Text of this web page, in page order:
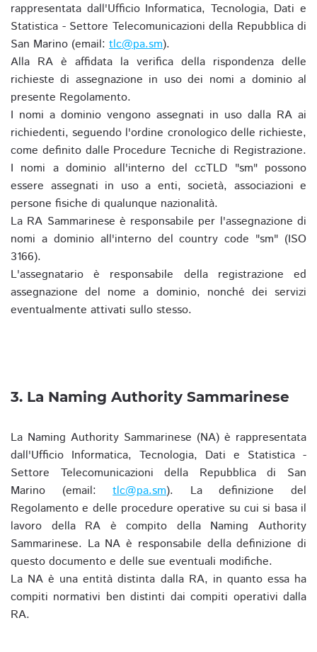
rappresentata dall'Ufficio Informatica, Tecnologia, Dati e
Statistica - Settore Telecomunicazioni della Repubblica di
San Marino (email: tlc@pa.sm).
Alla RA è affidata la verifica della rispondenza delle
richieste di assegnazione in uso dei nomi a dominio al
presente Regolamento.
I nomi a dominio vengono assegnati in uso dalla RA ai
richiedenti, seguendo l'ordine cronologico delle richieste,
come definito dalle Procedure Tecniche di Registrazione.
I nomi a dominio all'interno del ccTLD "sm" possono
essere assegnati in uso a enti, società, associazioni e
persone fisiche di qualunque nazionalità.
La RA Sammarinese è responsabile per l'assegnazione di
nomi a dominio all'interno del country code "sm" (ISO
3166).
L'assegnatario è responsabile della registrazione ed
assegnazione del nome a dominio, nonché dei servizi
eventualmente attivati sullo stesso.
3. La Naming Authority Sammarinese
La Naming Authority Sammarinese (NA) è rappresentata
dall'Ufficio Informatica, Tecnologia, Dati e Statistica -
Settore Telecomunicazioni della Repubblica di San
Marino (email:tlc@pa.sm). La definizione del
Regolamento e delle procedure operative su cui si basa il
lavoro della RA è compito della Naming Authority
Sammarinese. La NA è responsabile della definizione di
questo documento e delle sue eventuali modifiche.
La NA è una entità distinta dalla RA, in quanto essa ha
compiti normativi ben distinti dai compiti operativi dalla
RA.